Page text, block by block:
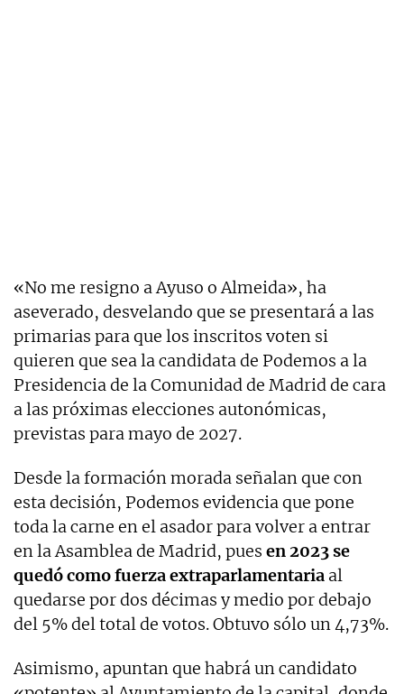
«No me resigno a Ayuso o Almeida», ha
aseverado, desvelando que se presentará a las
primarias para que los inscritos voten si
quieren que sea la candidata de Podemos a la
Presidencia de la Comunidad de Madrid de cara
a las próximas elecciones autonómicas,
previstas para mayo de 2027.
Desde la formación morada señalan que con
esta decisión, Podemos evidencia que pone
toda la carne en el asador para volver a entrar
en la Asamblea de Madrid, pues en 2023 se
quedó como fuerza extraparlamentaria al
quedarse por dos décimas y medio por debajo
del 5% del total de votos. Obtuvo sólo un 4,73%.
Asimismo, apuntan que habrá un candidato